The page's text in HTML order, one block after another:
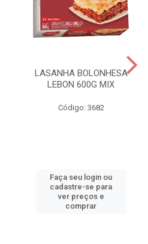
LASANHA BOLONHESA
LEBON 600G MIX
Código: 3682
Faça seu login ou
cadastre-se para
ver preços e
comprar